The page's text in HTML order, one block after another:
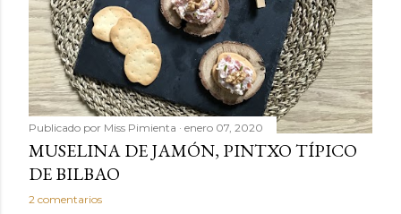
Publicado por Miss Pimienta enero 07, 2020
MUSELINA DE JAMÓN, PINTXO TÍPICO
DE BILBAO
2 comentarios